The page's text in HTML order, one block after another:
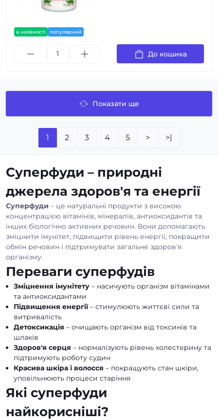
в наявності популярний
До кошика
Показати ще
1 2 3 4 5 > >|
Суперфуди – природні
джерела здоров'я та енергії
Суперфуди – це натуральні продукти з високою
концентрацією вітамінів, мінералів, антиоксидантів та
інших біологічно активних речовин. Вони допомагають
зміцнити імунітет, підвищити рівень енергії, покращити
обмін речовин і підтримувати загальне здоров'я
організму.
Переваги суперфудів
Зміцнення імунітету – насичують організм вітамінами
та антиоксидантами
Підвищення енергії– стимулюють життєві сили та
витривалість
Детоксикація – очищають організм від токсинів та
шлаків
Здоров'я серця – нормалізують рівень холестерину та
підтримують роботу судин
Красива шкіра і волосся – покращують стан шкіри,
уповільнюють процеси старіння
Які суперфуди
найкорисніші?